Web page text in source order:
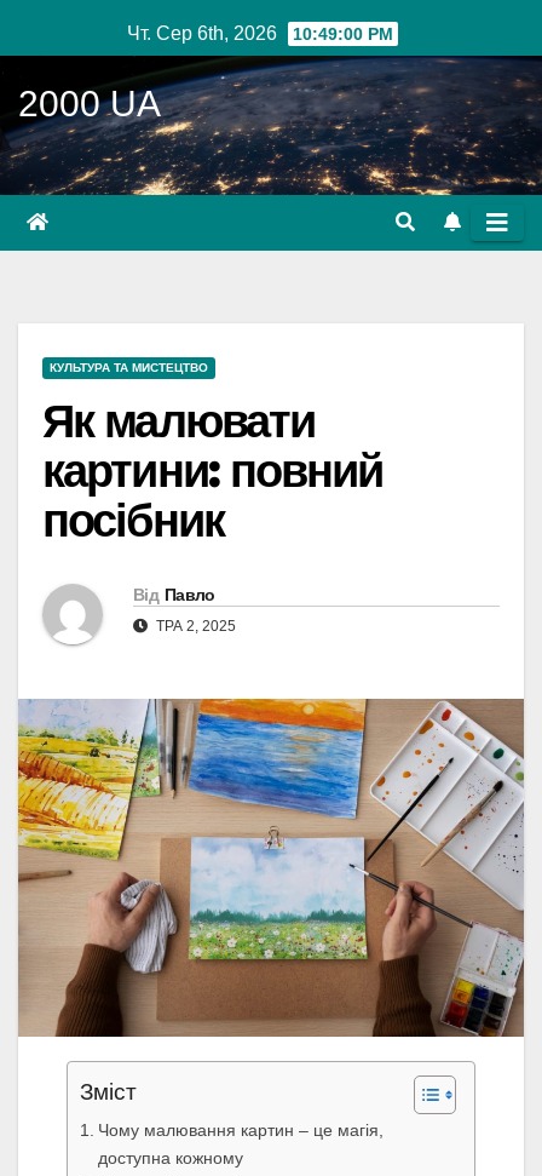
до
вмісту
Чт. Сер 6th, 2026 10:49:01 PM
2000 UA
КУЛЬТУРА ТА МИСТЕЦТВО
Як малювати
картини: повний
посібник
Від Павло
ТРА 2, 2025
Зміст
Чому малювання картин – це магія,
доступна кожному